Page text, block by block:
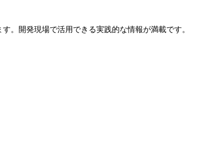
。開発現場で活用できる実践的な情報が満載です。